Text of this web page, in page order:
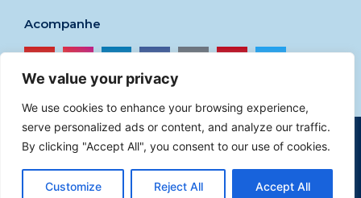
We value your privacy
We use cookies to enhance your browsing experience,
serve personalized ads or content, and analyze our traffic.
By clicking "Accept All", you consent to our use of cookies.
Customize Reject All Accept All
Acompanhe
© 2023 Imóveis Godoy CRECI nº 41765F
Política de privacidade|Desenvolvido por Help